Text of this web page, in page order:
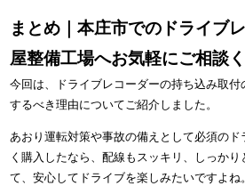
まとめ｜本庄市でのドライブ
屋整備工場へお気軽にご相談
今回は、ドライブレコーダーの持ち込み取
するべき理由についてご紹介しました。
あおり運転対策や事故の備えとして必須の
く購入したなら、配線もスッキリ、しっか
て、安心してドライブを楽しみたいですよね。